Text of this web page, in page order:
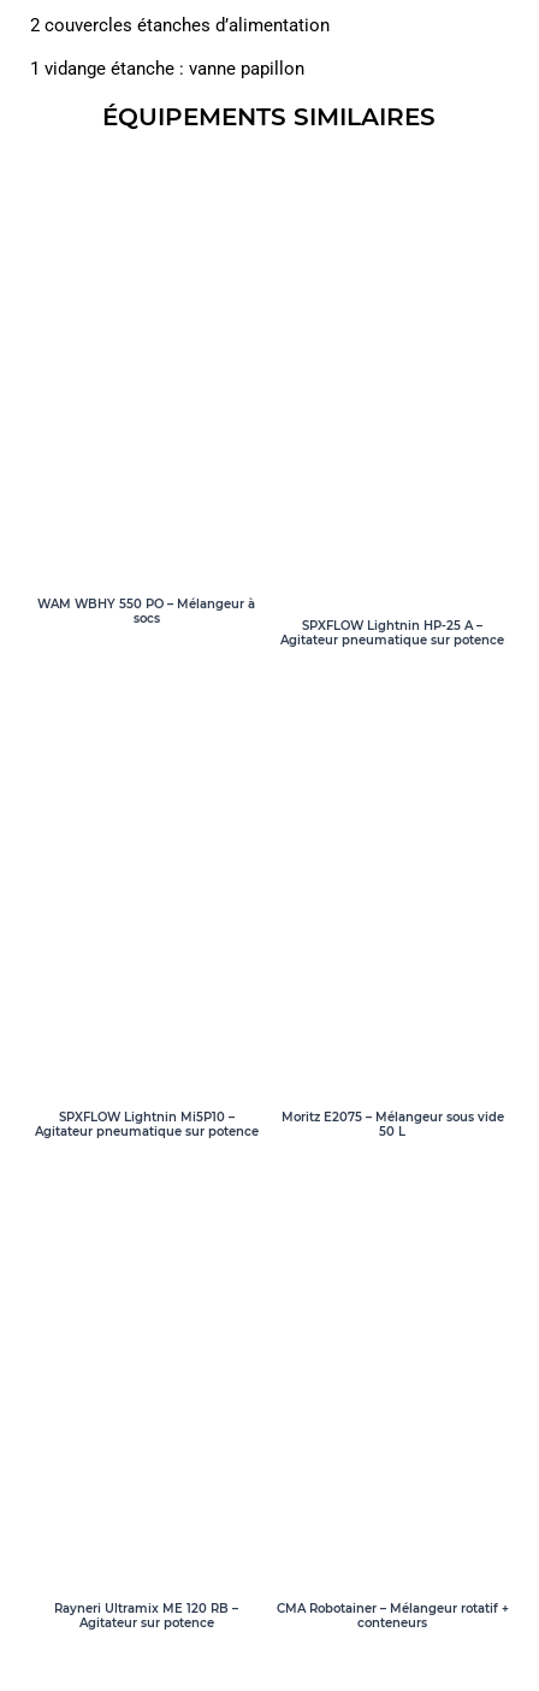
2 couvercles étanches d’alimentation
1 vidange étanche : vanne papillon
ÉQUIPEMENTS SIMILAIRES
WAM WBHY 550 PO – Mélangeur à
socs
SPXFLOW Lightnin HP-25 A –
Agitateur pneumatique sur potence
SPXFLOW Lightnin Mi5P10 –
Agitateur pneumatique sur potence
Moritz E2075 – Mélangeur sous vide
50 L
Rayneri Ultramix ME 120 RB –
Agitateur sur potence
CMA Robotainer – Mélangeur rotatif +
conteneurs